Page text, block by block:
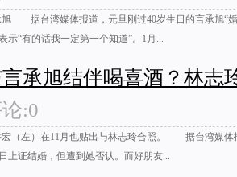
旭 据台湾媒体报道，元旦刚过40岁生日的言承旭“婚
示“有的话我一定第一个知道”。1月...
承旭结伴喝喜酒？林志
:0
宏（左）在11月也贴出与林志玲合照。 据台湾媒体
上证结婚，但遭到她否认。而好朋友...